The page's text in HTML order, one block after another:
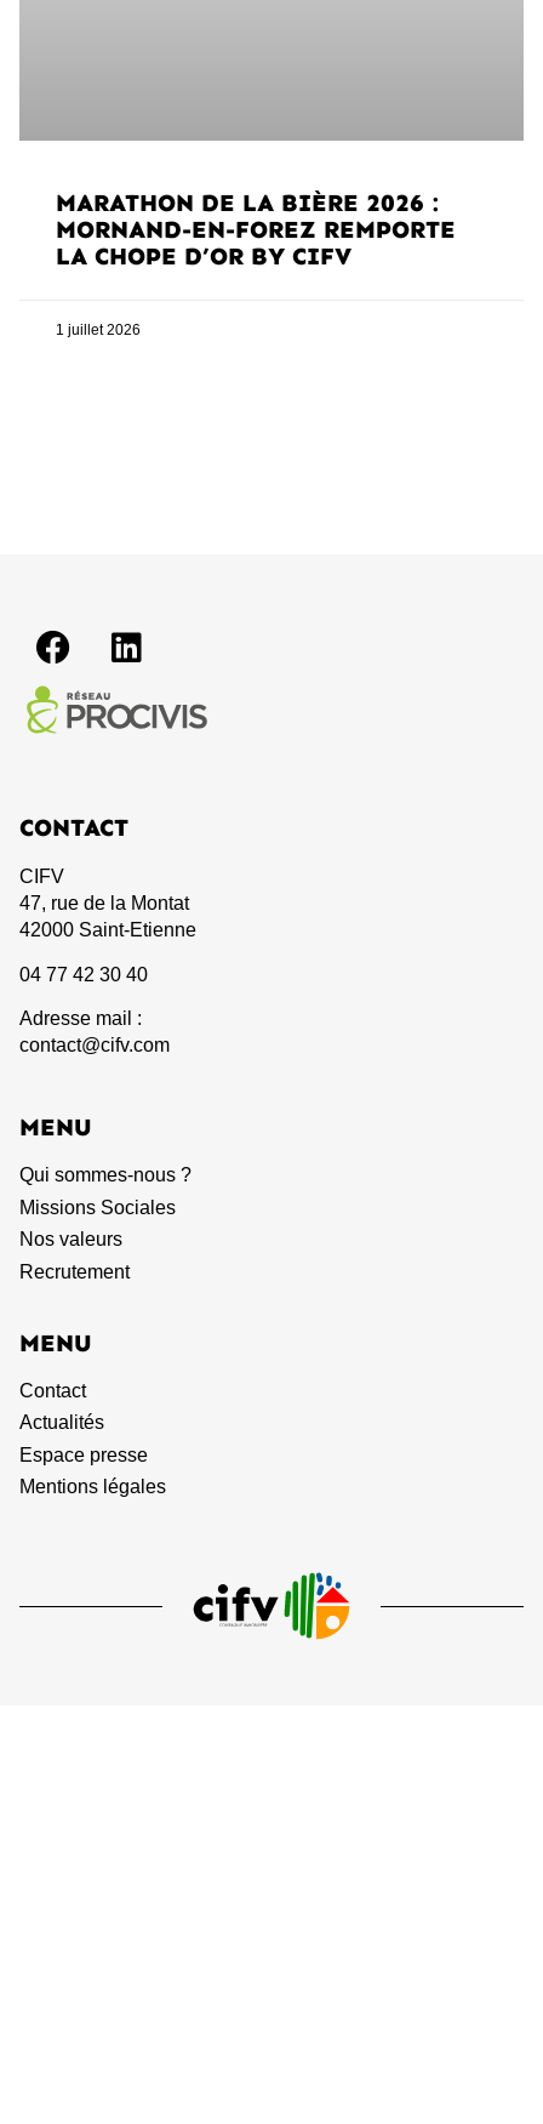
MARATHON DE LA BIÈRE 2026 :
MORNAND-EN-FOREZ REMPORTE
LA CHOPE D’OR BY CIFV
1 juillet 2026
CONTACT
CIFV
47, rue de la Montat
42000 Saint-Etienne
04 77 42 30 40
Adresse mail :
contact@cifv.com
MENU
Qui sommes-nous ?
Missions Sociales
Nos valeurs
Recrutement
MENU
Contact
Actualités
Espace presse
Mentions légales